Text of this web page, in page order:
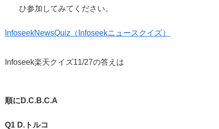
ひ参加してみてください。
InfoseekNewsQuiz（Infoseekニュースクイズ）
Infoseek楽天クイズ11/27の答えは
順にD.C.B.C.A
Q1 D.トルコ